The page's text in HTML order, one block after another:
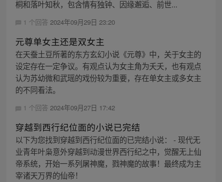
桐和落叶知秋，包含情有独钟、因缘邂逅、前世...
1 个回答 2024年09月29日 23:20
元尊单女主还是双女主
在天蚕土豆所著的东方玄幻小说《元尊》中，关于女主的
设定存在一定争议。有观点认为女主角为夭夭，也有观点
认为苏幼微和武瑶的戏份较为重要，存在单女主或多女主
的不同看法。
1 个回答 2024年09月27日 17:42
穿越到西行纪位面的小说已完结
以下为您找到穿越到西行纪位面的已完结小说： - 现代无
业青年叶枭意外穿越到动漫世界西行纪之中，觉醒无上仙
帝系统，开始一系列屠神魔，戮神魔的故事！最终成为主
宰诸天万界的仙帝！